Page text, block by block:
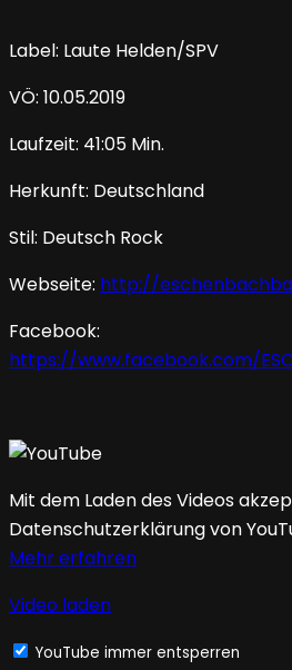
Label: Laute Helden/SPV
VÖ: 10.05.2019
Laufzeit: 41:05 Min.
Herkunft: Deutschland
Stil: Deutsch Rock
Webseite: http://
Facebook:
https://www.facebook.com/
Mit dem Laden des Videos
Datenschutzerklärung von
Mehr erfahren
Video laden
YouTube immer entsperren